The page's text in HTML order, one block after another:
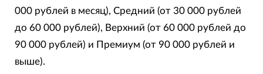
000 рублей в месяц), Средний (от 30 000 рублей
до 60 000 рублей), Верхний (от 60 000 рублей до
90 000 рублей) и Премиум (от 90 000 рублей и
выше).